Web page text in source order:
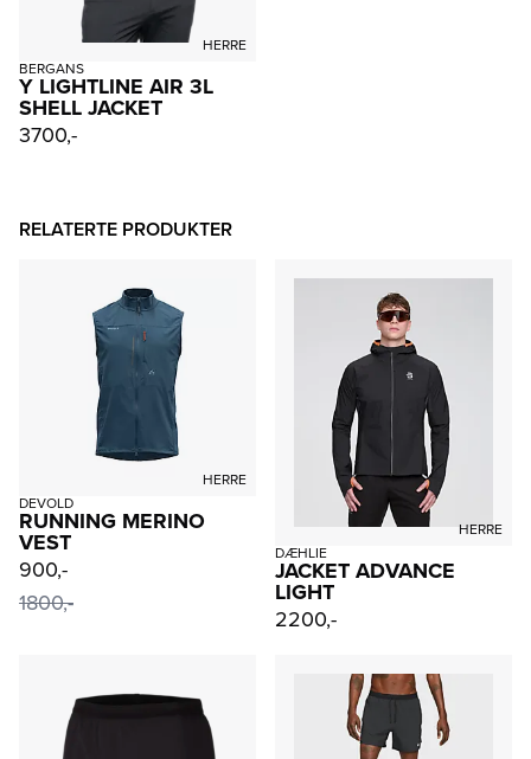
HERRE
BERGANS
Y LIGHTLINE AIR 3L
SHELL JACKET
3700,-
RELATERTE PRODUKTER
HERRE
DEVOLD
RUNNING MERINO
VEST
900,-
1800,-
HERRE
DÆHLIE
JACKET ADVANCE
LIGHT
2200,-